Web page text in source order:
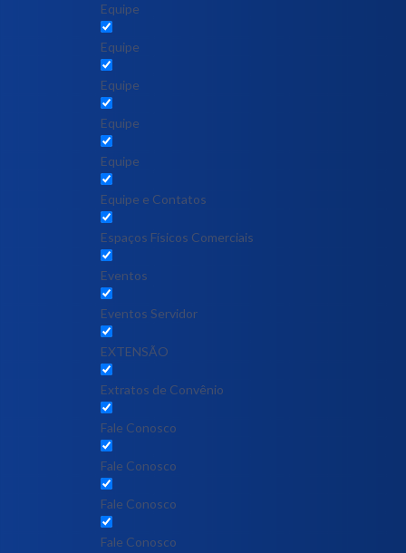
Equipe
Equipe
Equipe
Equipe
Equipe
Equipe e Contatos
Espaços Físicos Comerciais
Eventos
Eventos Servidor
EXTENSÃO
Extratos de Convênio
Fale Conosco
Fale Conosco
Fale Conosco
Fale Conosco